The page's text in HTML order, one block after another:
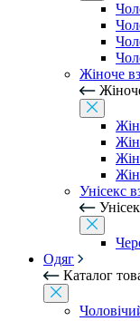
Жіноче
Унісекс
Одяг
Каталог